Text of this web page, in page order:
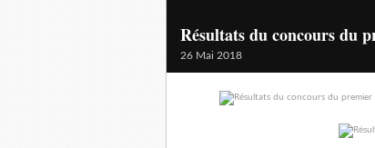
Résultats du concours du
26 Mai 2018